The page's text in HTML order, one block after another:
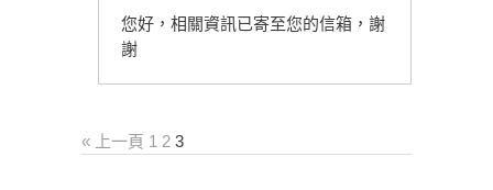
您好，相關資訊已寄至您的信箱，謝
謝
« 上一頁 1 2 3